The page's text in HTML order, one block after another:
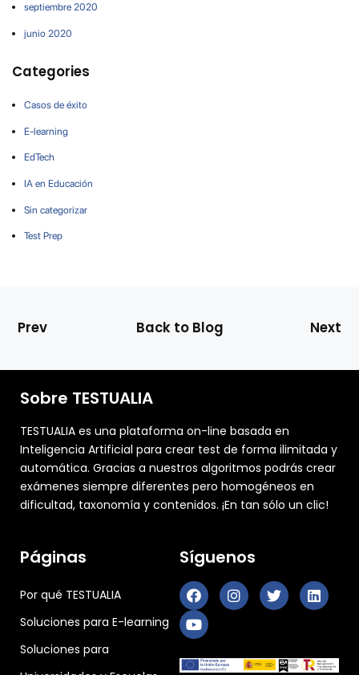
septiembre 2020
junio 2020
Categories
Casos de éxito
E-learning
EdTech
IA en Educación
Sin categorizar
Test Prep
Prev Back to Blog Next
Sobre TESTUALIA
TESTUALIA es una plataforma on-line basada en
Inteligencia Artificial para crear test de forma ilimitada y
automática. Gracias a nuestros algoritmos podrás crear
exámenes siempre diferentes pero homogéneos en
dificultad, taxonomía y contenidos. ¡En tan sólo un clic!
Páginas
Por qué TESTUALIA
Soluciones para E-learning
Soluciones para
Síguenos